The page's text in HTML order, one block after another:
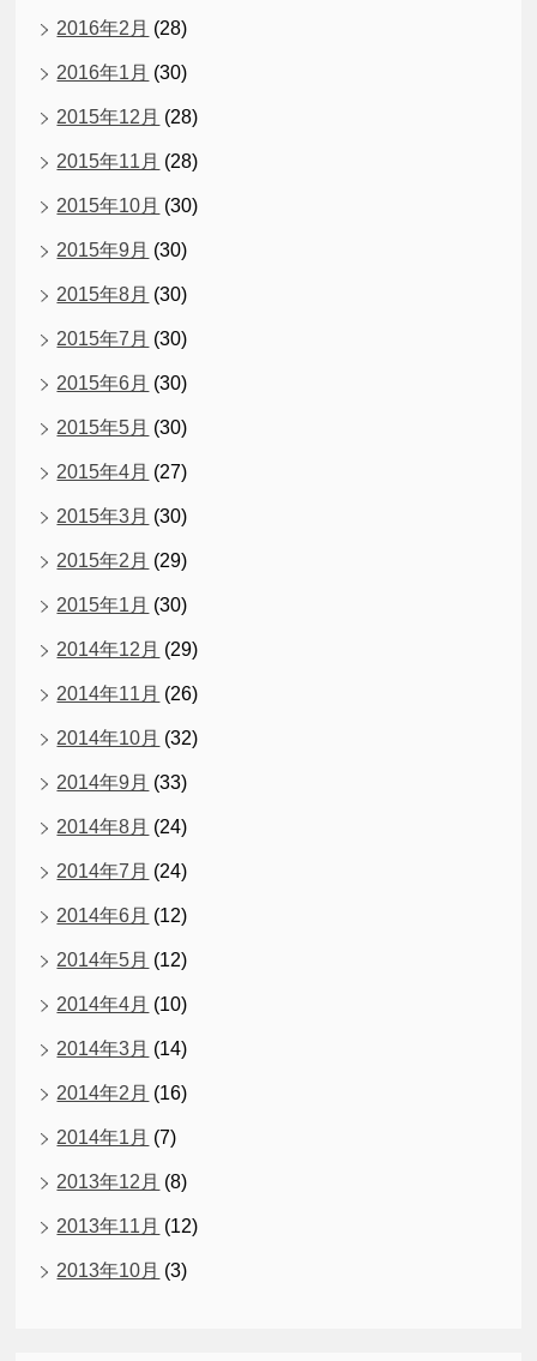
2016年2月 (28)
2016年1月 (30)
2015年12月 (28)
2015年11月 (28)
2015年10月 (30)
2015年9月 (30)
2015年8月 (30)
2015年7月 (30)
2015年6月 (30)
2015年5月 (30)
2015年4月 (27)
2015年3月 (30)
2015年2月 (29)
2015年1月 (30)
2014年12月 (29)
2014年11月 (26)
2014年10月 (32)
2014年9月 (33)
2014年8月 (24)
2014年7月 (24)
2014年6月 (12)
2014年5月 (12)
2014年4月 (10)
2014年3月 (14)
2014年2月 (16)
2014年1月 (7)
2013年12月 (8)
2013年11月 (12)
2013年10月 (3)